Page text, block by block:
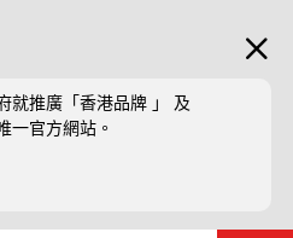
就推廣「香港品牌 」 及
一官方網站。